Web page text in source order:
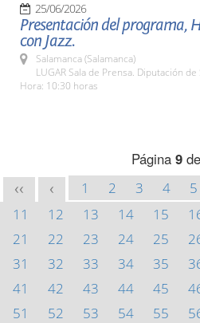
25/06/2026
Presentación del programa,
con Jazz.
Salamanca (Salamanca)
LUGAR Sala de Prensa. Diputación de
Hora: 10:30 horas
Página 9de
<< < 1 2 3 4 5
11
12 13 14 15
21
22 23 24 25
31
32 33 34 35
41
42 43 44 45
51
52 53 54 55